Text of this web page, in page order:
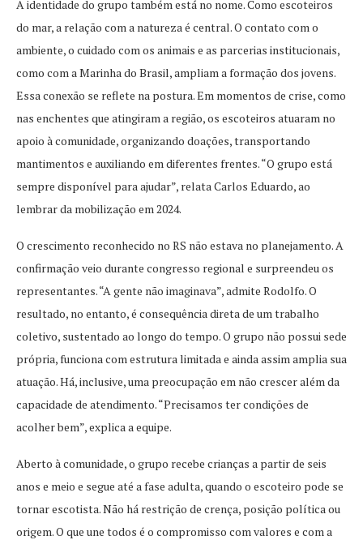
A identidade do grupo também está no nome. Como escoteiros
do mar, a relação com a natureza é central. O contato com o
ambiente, o cuidado com os animais e as parcerias institucionais,
como com a Marinha do Brasil, ampliam a formação dos jovens.
Essa conexão se reflete na postura. Em momentos de crise, como
nas enchentes que atingiram a região, os escoteiros atuaram no
apoio à comunidade, organizando doações, transportando
mantimentos e auxiliando em diferentes frentes. “O grupo está
sempre disponível para ajudar”, relata Carlos Eduardo, ao
lembrar da mobilização em 2024.
O crescimento reconhecido no RS não estava no planejamento. A
confirmação veio durante congresso regional e surpreendeu os
representantes. “A gente não imaginava”, admite Rodolfo. O
resultado, no entanto, é consequência direta de um trabalho
coletivo, sustentado ao longo do tempo. O grupo não possui sede
própria, funciona com estrutura limitada e ainda assim amplia sua
atuação. Há, inclusive, uma preocupação em não crescer além da
capacidade de atendimento. “Precisamos ter condições de
acolher bem”, explica a equipe.
Aberto à comunidade, o grupo recebe crianças a partir de seis
anos e meio e segue até a fase adulta, quando o escoteiro pode se
tornar escotista. Não há restrição de crença, posição política ou
origem. O que une todos é o compromisso com valores e com a